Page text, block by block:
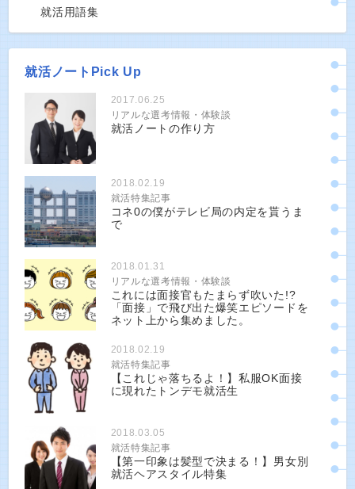
就活用語集
就活ノートPick Up
2017.06.25
リアルな選考情報・体験談
就活ノートの作り方
2018.02.19
就活特集記事
コネ0の僕がテレビ局の内定を貰うま
で
2018.01.31
リアルな選考情報・体験談
これには面接官もたまらず吹いた!?
「面接」で飛び出た爆笑エピソードを
ネット上から集めました。
2018.02.19
就活特集記事
【これじゃ落ちるよ！】私服OK面接
に現れたトンデモ就活生
2018.03.05
就活特集記事
【第一印象は髪型で決まる！】男女別
就活ヘアスタイル特集